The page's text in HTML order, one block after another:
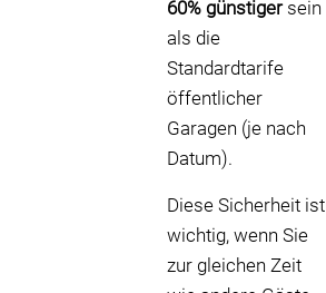
60% günstigersein
als die
Standardtarife
öffentlicher
Garagen (je nach
Datum).
Diese Sicherheit ist
wichtig, wenn Sie
zur gleichen Zeit